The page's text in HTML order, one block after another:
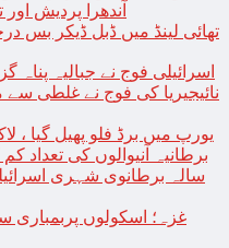
آندھرا پردیش
اسرائیلی فوج نے جبالیہ پناہ
نائیجیریا کی فوج نے غلطی سے
یورپ میں برڈ فلو پھیل گیا ،
برطانیہ آنیوالوں کی تعداد